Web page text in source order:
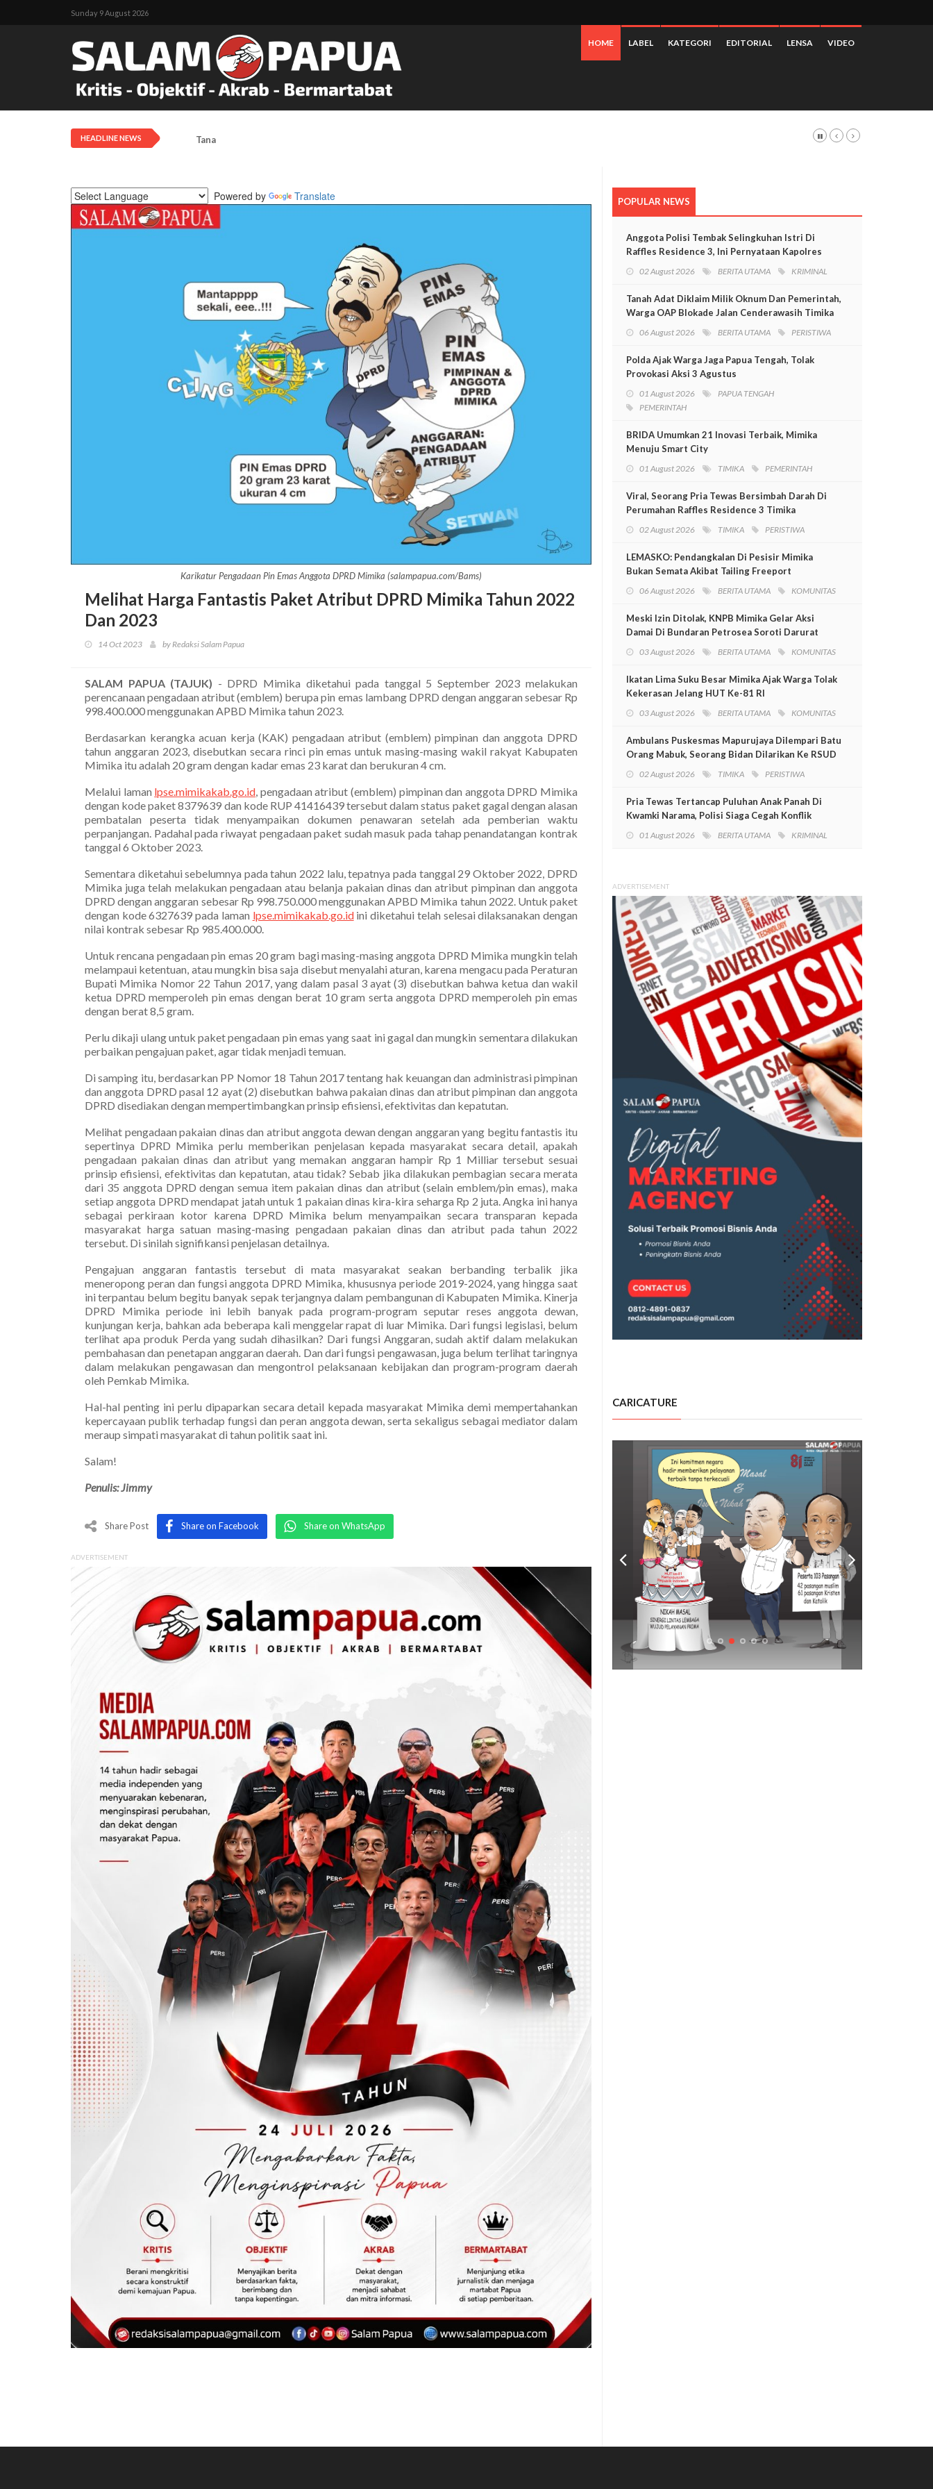
Sunday 9 August 2026
HOME LABEL KATEGORI EDITORIAL LENSA VIDEO
HEADLINE NEWS Tanah Adat Diklaim Milik Oknum Dan Pemerintah, Warga OAP Blokade Jalan Cenderawasih Timika
Powered by Translate
Karikatur Pengadaan Pin Emas Anggota DPRD Mimika (salampapua.com/Bams)
Melihat Harga Fantastis Paket Atribut DPRD Mimika Tahun 2022
Dan 2023
14 Oct 2023 by Redaksi Salam Papua
SALAM PAPUA (TAJUK) - DPRD Mimika diketahui pada tanggal 5 September 2023 melakukan
perencanaan pengadaan atribut (emblem) berupa pin emas lambang DPRD dengan anggaran sebesar Rp
998.400.000 menggunakan APBD Mimika tahun 2023.
Berdasarkan kerangka acuan kerja (KAK) pengadaan atribut (emblem) pimpinan dan anggota DPRD
tahun anggaran 2023, disebutkan secara rinci pin emas untuk masing-masing wakil rakyat Kabupaten
Mimika itu adalah 20 gram dengan kadar emas 23 karat dan berukuran 4 cm.
Melalui laman lpse.mimikakab.go.id , pengadaan atribut (emblem) pimpinan dan anggota DPRD Mimika
dengan kode paket 8379639 dan kode RUP 41416439 tersebut dalam status paket gagal dengan alasan
pembatalan peserta tidak menyampaikan dokumen penawaran setelah ada pemberian waktu
perpanjangan. Padahal pada riwayat pengadaan paket sudah masuk pada tahap penandatangan kontrak
tanggal 6 Oktober 2023.
Sementara diketahui sebelumnya pada tahun 2022 lalu, tepatnya pada tanggal 29 Oktober 2022, DPRD
Mimika juga telah melakukan pengadaan atau belanja pakaian dinas dan atribut pimpinan dan anggota
DPRD dengan anggaran sebesar Rp 998.750.000 menggunakan APBD Mimika tahun 2022. Untuk paket
dengan kode 6327639 pada laman lpse.mimikakab.go.idini diketahui telah selesai dilaksanakan dengan
nilai kontrak sebesar Rp 985.400.000.
Untuk rencana pengadaan pin emas 20 gram bagi masing-masing anggota DPRD Mimika mungkin telah
melampaui ketentuan, atau mungkin bisa saja disebut menyalahi aturan, karena mengacu pada Peraturan
Bupati Mimika Nomor 22 Tahun 2017, yang dalam pasal 3 ayat (3) disebutkan bahwa ketua dan wakil
ketua DPRD memperoleh pin emas dengan berat 10 gram serta anggota DPRD memperoleh pin emas
dengan berat 8,5 gram.
Perlu dikaji ulang untuk paket pengadaan pin emas yang saat ini gagal dan mungkin sementara dilakukan
perbaikan pengajuan paket, agar tidak menjadi temuan.
Di samping itu, berdasarkan PP Nomor 18 Tahun 2017 tentang hak keuangan dan administrasi pimpinan
dan anggota DPRD pasal 12 ayat (2) disebutkan bahwa pakaian dinas dan atribut pimpinan dan anggota
DPRD disediakan dengan mempertimbangkan prinsip efisiensi, efektivitas dan kepatutan.
Melihat pengadaan pakaian dinas dan atribut anggota dewan dengan anggaran yang begitu fantastis itu
sepertinya DPRD Mimika perlu memberikan penjelasan kepada masyarakat secara detail, apakah
pengadaan pakaian dinas dan atribut yang memakan anggaran hampir Rp 1 Milliar tersebut sesuai
prinsip efisiensi, efektivitas dan kepatutan, atau tidak? Sebab jika dilakukan pembagian secara merata
dari 35 anggota DPRD dengan semua item pakaian dinas dan atribut (selain emblem/pin emas), maka
setiap anggota DPRD mendapat jatah untuk 1 pakaian dinas kira-kira seharga Rp 2 juta. Angka ini hanya
sebagai perkiraan kotor karena DPRD Mimika belum menyampaikan secara transparan kepada
masyarakat harga satuan masing-masing pengadaan pakaian dinas dan atribut pada tahun 2022
tersebut. Di sinilah signifikansi penjelasan detailnya.
Pengajuan anggaran fantastis tersebut di mata masyarakat seakan berbanding terbalik jika
meneropong peran dan fungsi anggota DPRD Mimika, khususnya periode 2019-2024, yang hingga saat
ini terpantau belum begitu banyak sepak terjangnya dalam pembangunan di Kabupaten Mimika. Kinerja
DPRD Mimika periode ini lebih banyak pada program-program seputar reses anggota dewan,
kunjungan kerja, bahkan ada beberapa kali menggelar rapat di luar Mimika. Dari fungsi legislasi, belum
terlihat apa produk Perda yang sudah dihasilkan? Dari fungsi Anggaran, sudah aktif dalam melakukan
pembahasan dan penetapan anggaran daerah. Dan dari fungsi pengawasan, juga belum terlihat taringnya
dalam melakukan pengawasan dan mengontrol pelaksanaan kebijakan dan program-program daerah
oleh Pemkab Mimika.
Hal-hal penting ini perlu dipaparkan secara detail kepada masyarakat Mimika demi mempertahankan
kepercayaan publik terhadap fungsi dan peran anggota dewan, serta sekaligus sebagai mediator dalam
meraup simpati masyarakat di tahun politik saat ini.
Salam!
Penulis: Jimmy
Share Post Share on Facebook Share on WhatsApp
ADVERTISEMENT
POPULAR NEWS
Anggota Polisi Tembak Selingkuhan Istri Di
Raffles Residence 3, Ini Pernyataan Kapolres
02 August 2026 BERITA UTAMA KRIMINAL
Tanah Adat Diklaim Milik Oknum Dan Pemerintah,
Warga OAP Blokade Jalan Cenderawasih Timika
06 August 2026 BERITA UTAMA PERISTIWA
Polda Ajak Warga Jaga Papua Tengah, Tolak
Provokasi Aksi 3 Agustus
01 August 2026
PAPUA TENGAH
PEMERINTAH
BRIDA Umumkan 21 Inovasi Terbaik, Mimika
Menuju Smart City
01 August 2026 TIMIKA PEMERINTAH
Viral, Seorang Pria Tewas Bersimbah Darah Di
Perumahan Raffles Residence 3 Timika
02 August 2026 TIMIKA PERISTIWA
LEMASKO: Pendangkalan Di Pesisir Mimika
Bukan Semata Akibat Tailing Freeport
06 August 2026 BERITA UTAMA KOMUNITAS
Meski Izin Ditolak, KNPB Mimika Gelar Aksi
Damai Di Bundaran Petrosea Soroti Darurat
03 August 2026 BERITA UTAMA KOMUNITAS
Ikatan Lima Suku Besar Mimika Ajak Warga Tolak
Kekerasan Jelang HUT Ke-81 RI
03 August 2026 BERITA UTAMA KOMUNITAS
Ambulans Puskesmas Mapurujaya Dilempari Batu
Orang Mabuk, Seorang Bidan Dilarikan Ke RSUD
02 August 2026 TIMIKA PERISTIWA
Pria Tewas Tertancap Puluhan Anak Panah Di
Kwamki Narama, Polisi Siaga Cegah Konflik
01 August 2026 BERITA UTAMA KRIMINAL
ADVERTISEMENT
CARICATURE